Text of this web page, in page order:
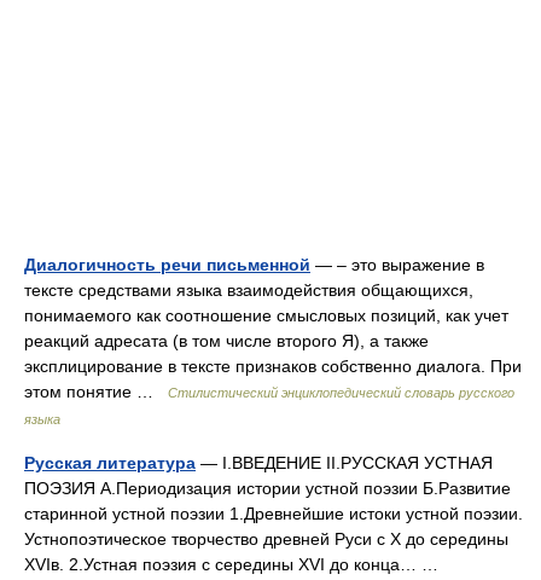
Диалогичность речи письменной — – это выражение в
тексте средствами языка взаимодействия общающихся,
понимаемого как соотношение смысловых позиций, как учет
реакций адресата (в том числе второго Я), а также
эксплицирование в тексте признаков собственно диалога. При
этом понятие …
Стилистический энциклопедический словарь русского
языка
Русская литература — I.ВВЕДЕНИЕ II.РУССКАЯ УСТНАЯ
ПОЭЗИЯ А.Периодизация истории устной поэзии Б.Развитие
старинной устной поэзии 1.Древнейшие истоки устной поэзии.
Устнопоэтическое творчество древней Руси с X до середины
XVIв. 2.Устная поэзия с середины XVI до конца… …